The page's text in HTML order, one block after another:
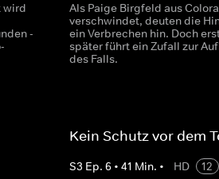
wird
-
Als Paige Birgfeld aus
verschwindet, deuten die
ein Verbrechen hin. Doch
später führt ein Zufall zur
des Falls.
Kein Schutz vor dem
S3 Ep.6 •41 Min. • HD
12